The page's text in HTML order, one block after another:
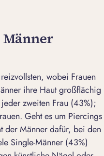
wobei Frauen
ihre Haut großflächig
zweiten Frau (43%);
Geht es um Piercings
der Männer dafür, bei den
Single-Männer (43%)